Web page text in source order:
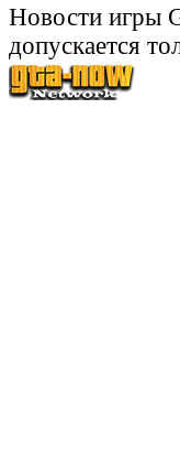
Новости игры
допускается